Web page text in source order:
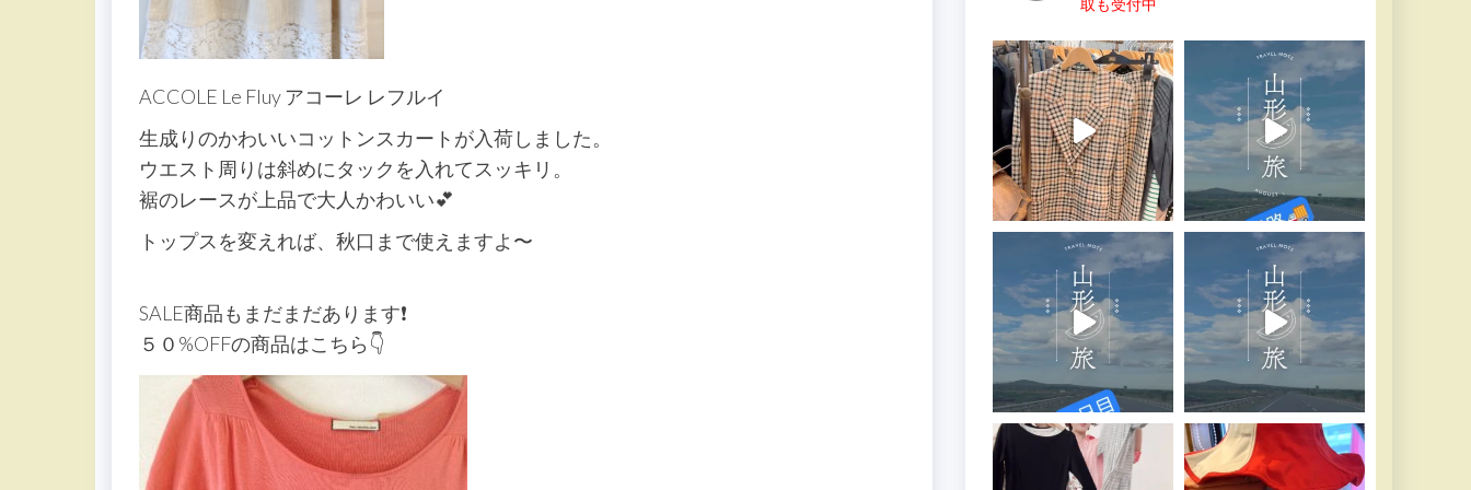
ACCOLE Le Fluy アコーレ レフルイ
生成りのかわいいコットンスカートが入荷しました。
ウエスト周りは斜めにタックを入れてスッキリ。
裾のレースが上品で大人かわいい💕
トップスを変えれば、秋口まで使えますよ〜
SALE商品もまだまだあります❗️
５０%OFFの商品はこちら👇
取も受付中